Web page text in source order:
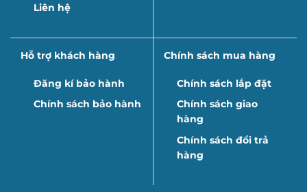
Liên hệ
Hỗ trợ khách hàng
Đăng kí bảo hành
Chính sách bảo hành
Chính sách mua hàng
Chính sách lắp đặt
Chính sách giao
hàng
Chính sách đổi trả
hàng